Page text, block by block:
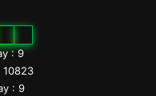
: 9
: 9